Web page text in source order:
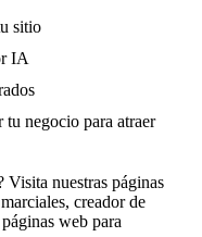
sitio
IA
negocio para atraer
Visita nuestras páginas
, creador de
web para